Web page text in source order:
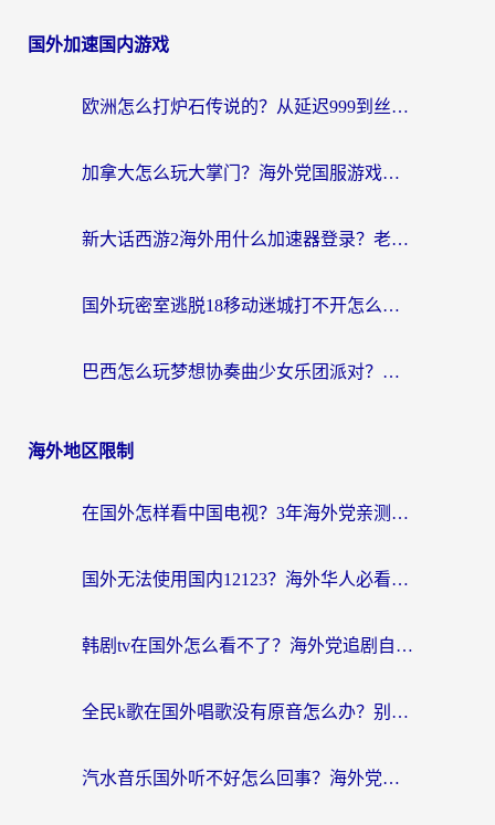
国外加速国内游戏
欧洲怎么打炉石传说的？从延迟999到丝滑上分，我找到了靠谱加速器
加拿大怎么玩大掌门？海外党国服游戏加速避坑指南（附实用工具推荐）
新大话西游2海外用什么加速器登录？老玩家亲测有效的国服游戏加速指南
国外玩密室逃脱18移动迷城打不开怎么办？海外玩家亲测有效的解决指南
巴西怎么玩梦想协奏曲少女乐团派对？海外党必看的国服游戏加速全攻略（附波兰天涯明月刀实用技巧）
海外地区限制
在国外怎样看中国电视？3年海外党亲测有效的追剧加速器指南
国外无法使用国内12123？海外华人必看：选对回国加速器，解决迪拜语音+12123访问难题
韩剧tv在国外怎么看不了？海外党追剧自由的终极解决方案来了
全民k歌在国外唱歌没有原音怎么办？别让地域限制毁了你的麦霸时刻
汽水音乐国外听不好怎么回事？海外党亲测有效的回国加速方案来了